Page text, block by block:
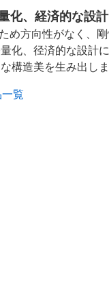
化、経済的な設
め方向性がなく、
化、径済的な設計
構造美を生み出し
覧